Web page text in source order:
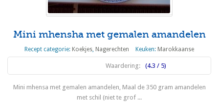
Mini mhensha met gemalen amandelen
Recept categorie: Koekjes, Nagerechten Keuken: Marokkaanse
Waardering: (4.3 / 5)
Mini mhensa met gemalen amandelen, Maal de 350 gram amandelen
met schil (niet te grof ...